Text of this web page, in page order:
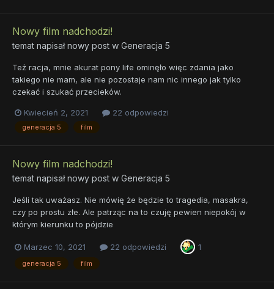
Nowy film nadchodzi!
temat napisał nowy post w Generacja 5
Też racja, mnie akurat pony life ominęło więc zdania jako
takiego nie mam, ale nie pozostaje nam nic innego jak tylko
czekać i szukać przecieków.
Kwiecień 2, 2021 22 odpowiedzi
generacja 5 film
Nowy film nadchodzi!
temat napisał nowy post w Generacja 5
Jeśli tak uważasz. Nie mówię że będzie to tragedia, masakra,
czy po prostu złe. Ale patrząc na to czuję pewien niepokój w
którym kierunku to pójdzie
Marzec 10, 2021 22 odpowiedzi 1
generacja 5 film